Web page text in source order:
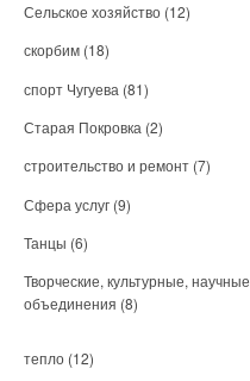
Сельское хозяйство (12)
скорбим (18)
спорт Чугуева (81)
Старая Покровка (2)
строительство и ремонт (7)
Сфера услуг (9)
Танцы (6)
Творческие, культурные, научные
объединения (8)
тепло (12)